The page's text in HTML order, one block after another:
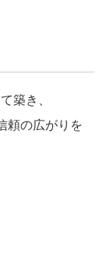
築き、
頼の広がりを